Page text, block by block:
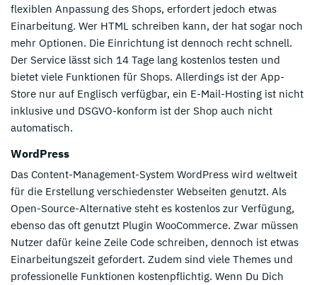
flexiblen Anpassung des Shops, erfordert jedoch etwas
Einarbeitung. Wer HTML schreiben kann, der hat sogar noch
mehr Optionen. Die Einrichtung ist dennoch recht schnell.
Der Service lässt sich 14 Tage lang kostenlos testen und
bietet viele Funktionen für Shops. Allerdings ist der App-
Store nur auf Englisch verfügbar, ein E-Mail-Hosting ist nicht
inklusive und DSGVO-konform ist der Shop auch nicht
automatisch.
WordPress
Das Content-Management-System WordPress wird weltweit
für die Erstellung verschiedenster Webseiten genutzt. Als
Open-Source-Alternative steht es kostenlos zur Verfügung,
ebenso das oft genutzt Plugin WooCommerce. Zwar müssen
Nutzer dafür keine Zeile Code schreiben, dennoch ist etwas
Einarbeitungszeit gefordert. Zudem sind viele Themes und
professionelle Funktionen kostenpflichtig. Wenn Du Dich